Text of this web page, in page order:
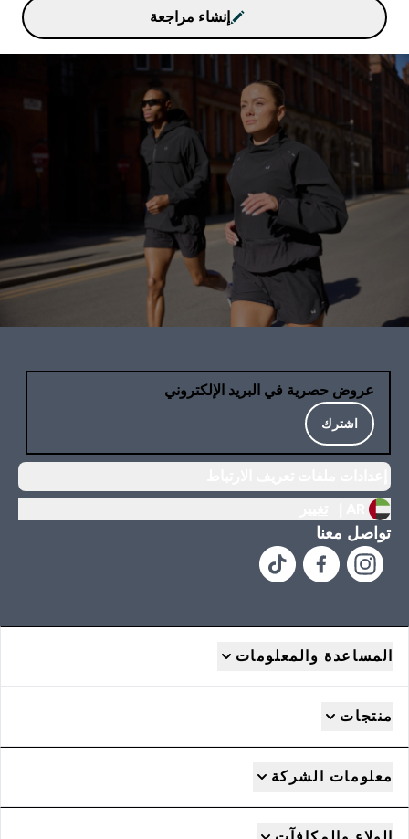
إنشاء مراجعة
عروض حصرية في البريد الإلكتروني
اشترك
تواصل معنا
المساعدة والمعلومات
منتجات
معلومات الشركة